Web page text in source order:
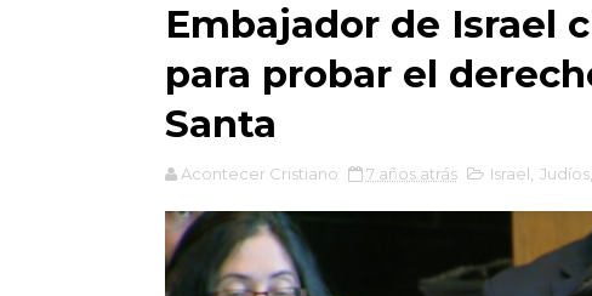
Embajador de Israel
para probar el
Santa
Acontecer Cristiano 7 años atrás Israel Judíos,